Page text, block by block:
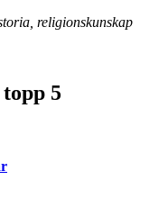
religionskunskap
5